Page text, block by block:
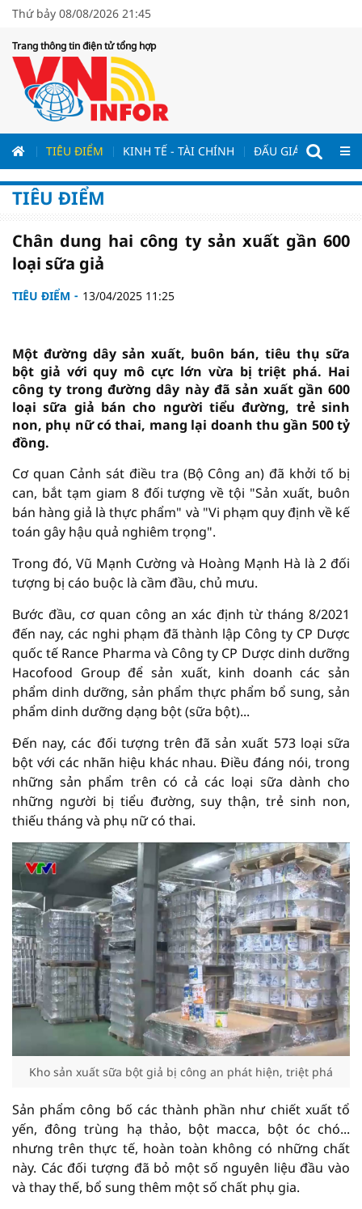
Thứ bảy 08/08/2026 21:45
Trang thông tin điện tử tổng hợp
TIÊU ĐIỂM KINH TẾ - TÀI CHÍNH ĐẤU GIÁ - ĐẤU
TIÊU ĐIỂM
Chân dung hai công ty sản xuất gần 600
loại sữa giả
TIÊU ĐIỂM 13/04/2025 11:25
Một đường dây sản xuất, buôn bán, tiêu thụ sữa
bột giả với quy mô cực lớn vừa bị triệt phá. Hai
công ty trong đường dây này đã sản xuất gần 600
loại sữa giả bán cho người tiểu đường, trẻ sinh
non, phụ nữ có thai, mang lại doanh thu gần 500 tỷ
đồng.
Cơ quan Cảnh sát điều tra (Bộ Công an) đã khởi tố bị
can, bắt tạm giam 8 đối tượng về tội "Sản xuất, buôn
bán hàng giả là thực phẩm" và "Vi phạm quy định về kế
toán gây hậu quả nghiêm trọng".
Trong đó, Vũ Mạnh Cường và Hoàng Mạnh Hà là 2 đối
tượng bị cáo buộc là cầm đầu, chủ mưu.
Bước đầu, cơ quan công an xác định từ tháng 8/2021
đến nay, các nghi phạm đã thành lập Công ty CP Dược
quốc tế Rance Pharma và Công ty CP Dược dinh dưỡng
Hacofood Group để sản xuất, kinh doanh các sản
phẩm dinh dưỡng, sản phẩm thực phẩm bổ sung, sản
phẩm dinh dưỡng dạng bột (sữa bột)...
Đến nay, các đối tượng trên đã sản xuất 573 loại sữa
bột với các nhãn hiệu khác nhau. Điều đáng nói, trong
những sản phẩm trên có cả các loại sữa dành cho
những người bị tiểu đường, suy thận, trẻ sinh non,
thiếu tháng và phụ nữ có thai.
Kho sản xuất sữa bột giả bị công an phát hiện, triệt phá
Sản phẩm công bố các thành phần như chiết xuất tổ
yến, đông trùng hạ thảo, bột macca, bột óc chó...
nhưng trên thực tế, hoàn toàn không có những chất
này. Các đối tượng đã bỏ một số nguyên liệu đầu vào
và thay thế, bổ sung thêm một số chất phụ gia.